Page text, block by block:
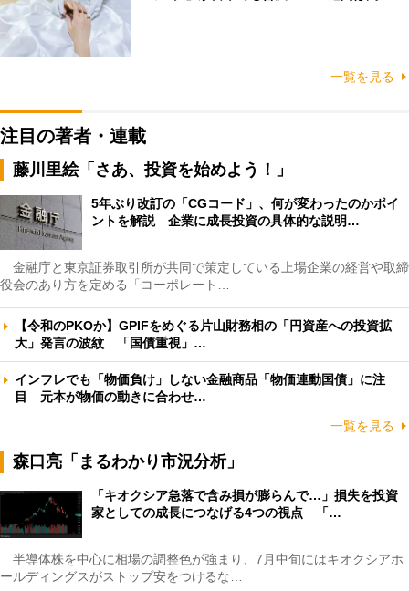
一覧を見る
注目の著者・連載
藤川里絵「さあ、投資を始めよう！」
5年ぶり改訂の「CGコード」、何が変わったのかポイ
ントを解説 企業に成長投資の具体的な説明…
金融庁と東京証券取引所が共同で策定している上場企業の経営や取締
役会のあり方を定める「コーポレート…
【令和のPKOか】GPIFをめぐる片山財務相の「円資産への投資拡
大」発言の波紋 「国債重視」…
インフレでも「物価負け」しない金融商品「物価連動国債」に注
目 元本が物価の動きに合わせ…
一覧を見る
森口亮「まるわかり市況分析」
「キオクシア急落で含み損が膨らんで…」損失を投資
家としての成長につなげる4つの視点 「…
半導体株を中心に相場の調整色が強まり、7月中旬にはキオクシアホ
ールディングスがストップ安をつけるな…